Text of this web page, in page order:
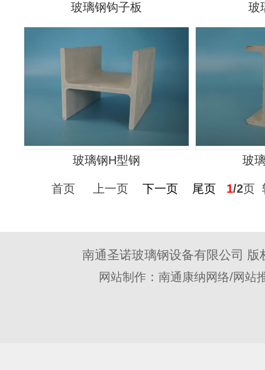
玻璃钢钩子板 玻
玻璃钢H型钢 玻
首页 上一页 下一页 尾页 1/2页
南通圣诺玻璃钢设备有限公司 版
网站制作： 南通康纳网络/网站